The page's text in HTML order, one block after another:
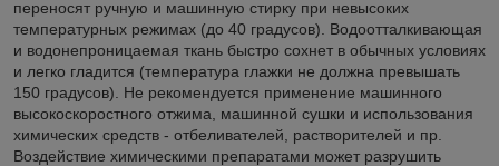
переносят ручную и машинную стирку при невысоких
температурных режимах (до 40 градусов). Водоотталкивающая
и водонепроницаемая ткань быстро сохнет в обычных условиях
и легко гладится (температура глажки не должна превышать
150 градусов). Не рекомендуется применение машинного
высокоскоростного отжима, машинной сушки и использования
химических средств - отбеливателей, растворителей и пр.
Воздействие химическими препаратами может разрушить